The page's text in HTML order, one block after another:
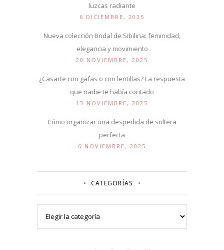
luzcas radiante
6 DICIEMBRE, 2025
Nueva colección Bridal de Sibilina: feminidad,
elegancia y movimiento
20 NOVIEMBRE, 2025
¿Casarte con gafas o con lentillas? La respuesta
que nadie te había contado
13 NOVIEMBRE, 2025
Cómo organizar una despedida de soltera
perfecta
6 NOVIEMBRE, 2025
CATEGORÍAS